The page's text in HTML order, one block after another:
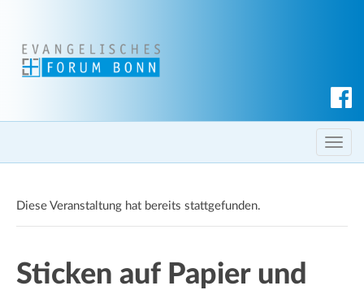
c
h T
o
l
Diese Veranstaltung hat bereits stattgefunden.
Sticken auf Papier und